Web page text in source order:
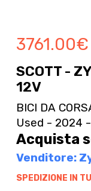
3761.00€
SCOTT -
12V
BICI DA
Used - 2024
Acquista
Venditore:
SPEDIZIONE IN